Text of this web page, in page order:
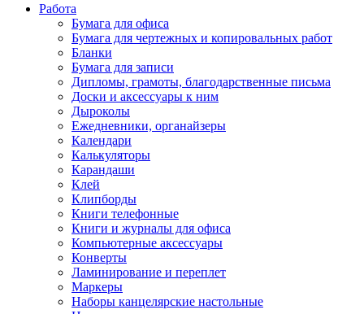
Работа
Бумага для офиса
Бумага для чертежных и копировальных работ
Бланки
Бумага для записи
Дипломы, грамоты, благодарственные письма
Доски и аксессуары к ним
Дыроколы
Ежедневники, органайзеры
Календари
Калькуляторы
Карандаши
Клей
Клипборды
Книги телефонные
Книги и журналы для офиса
Компьютерные аксессуары
Конверты
Ламинирование и переплет
Маркеры
Наборы канцелярские настольные